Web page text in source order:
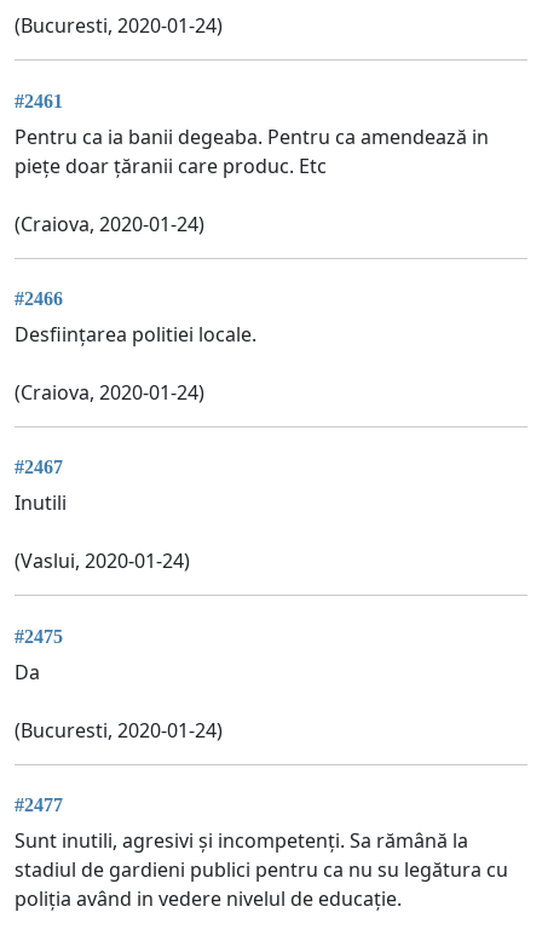
(Bucuresti, 2020-01-24)
#2461
Pentru ca ia banii degeaba. Pentru ca amendează in
piețe doar țăranii care produc. Etc
(Craiova, 2020-01-24)
#2466
Desființarea politiei locale.
(Craiova, 2020-01-24)
#2467
Inutili
(Vaslui, 2020-01-24)
#2475
Da
(Bucuresti, 2020-01-24)
#2477
Sunt inutili, agresivi și incompetenți. Sa rămână la
stadiul de gardieni publici pentru ca nu su legătura cu
poliția având in vedere nivelul de educație.